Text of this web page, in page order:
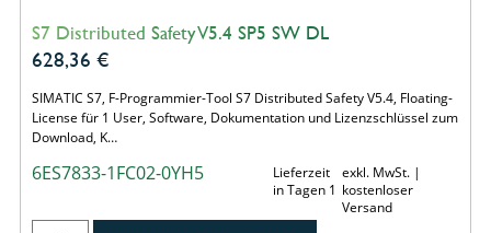
S7 Distributed Safety V5.4 SP5 SW DL
628,36 €
SIMATIC S7, F-Programmier-Tool S7 Distributed Safety V5.4, Floating-
License für 1 User, Software, Dokumentation und Lizenzschlüssel zum
Download, K…
6ES7833-1FC02-0YH5
Lieferzeit
in Tagen 1
exkl. MwSt. |
kostenloser
Versand